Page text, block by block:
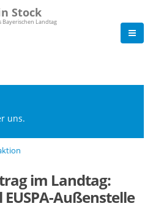
Stock
Bayerischen Landtag
uns.
im Landtag:
Außenstelle